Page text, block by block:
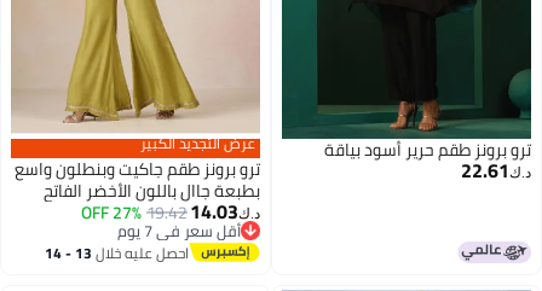
ترو برونز طقم حرير أسود بياقة
د.ك‏22.61
عرض التجديد الكبير
ترو برونز طقم جاكيت وبنطلون واسع
بطبعة جاال باللون الأخضر الفاتح
والوردي من ترو براونز
د.ك‏14.03
19.42
27% OFF
أقل سعر في 7 يوم
أقل سعر في 7 يوماحصل عليه خلال 13 - 14